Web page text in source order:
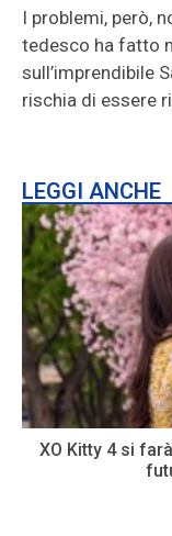
I problemi, però,
tedesco ha fatto
sull’imprendibile
rischia di essere
LEGGI ANCHE
XO Kitty 4 si